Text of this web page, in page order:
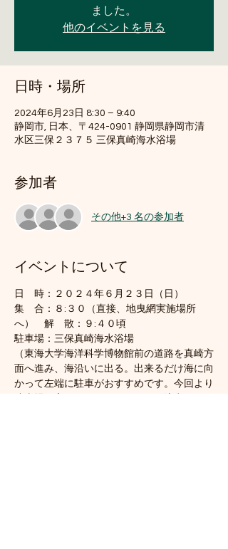
ました。
他のイベントを見る
日時・場所
2024年6月23日 8:30 – 9:40
静岡市, 日本、〒424-0901 静岡県静岡市清
水区三保２３７５ 三保真崎海水浴場
参加者
その他+3 名の参加者
イベントについて
日　時：２０２４年６月２３日（日）
集　合：８:３０（直接、地曳網実施場所
へ）　解　散：９:４０頃
駐車場：三保真崎海水浴場
（東海大学海洋科学博物館前の道路を真崎方
面へ進み、海沿いに出る。出来るだけ海に向
かって左端に駐車がおすすめです。今回より